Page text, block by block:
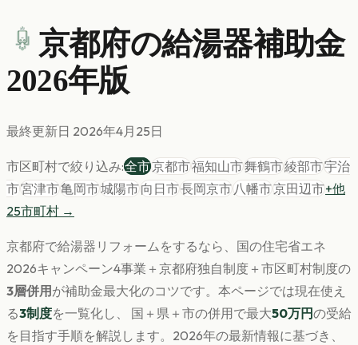
京都府の給湯器補助金
2026年版
最終更新日 2026年4月25日
市区町村で絞り込み:全市京都市福知山市舞鶴市綾部市宇治
市宮津市亀岡市城陽市向日市長岡京市八幡市京田辺市+他
25市町村 →
京都府で給湯器 リフォームをするなら、国の住宅省エネ
2026キャンペーン4事業＋ 京都府独自制度＋市区町村制度の
3層併用 が補助金最大化のコツです。 本ページでは現在使え
る3制度を一覧化し、 国＋県＋市の併用で最大50万円の受給
を目指す手順を解説します。 2026年の最新情報に基づき、